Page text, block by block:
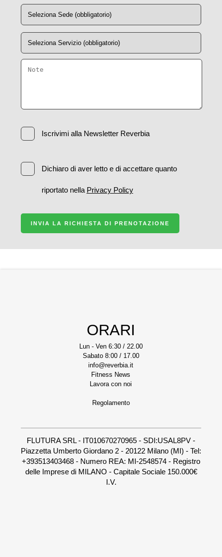
Iscrivimi alla Newsletter Reverbia
Dichiaro di aver letto e di accettare quanto
riportato nella Privacy Policy
INVIA LA RICHIESTA DI PRENOTAZIONE
ORARI
Lun - Ven 6:30 / 22.00
Sabato 8:00 / 17.00
info@reverbia.it
Fitness News
Lavora con noi
Regolamento
FLUTURA SRL - IT010670270965 - SDI:USAL8PV -
Piazzetta Umberto Giordano 2 - 20122 Milano (MI) - Tel:
+393513403468 - Numero REA: MI-2548574 - Registro
delle Imprese di MILANO - Capitale Sociale 150.000€
I.V.